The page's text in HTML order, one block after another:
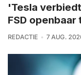
'Tesla
FSD
REDACTIE 7 AUG.